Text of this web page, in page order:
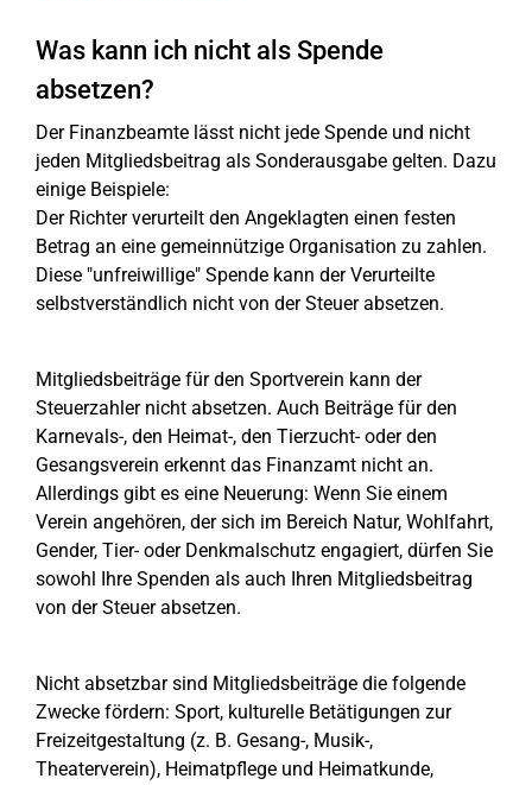
Was kann ich nicht als Spende
absetzen?
Der Finanzbeamte lässt nicht jede Spende und nicht
jeden Mitgliedsbeitrag als Sonderausgabe gelten. Dazu
einige Beispiele:
Der Richter verurteilt den Angeklagten einen festen
Betrag an eine gemeinnützige Organisation zu zahlen.
Diese "unfreiwillige" Spende kann der Verurteilte
selbstverständlich nicht von der Steuer absetzen.
Mitgliedsbeiträge für den Sportverein kann der
Steuerzahler nicht absetzen. Auch Beiträge für den
Karnevals-, den Heimat-, den Tierzucht- oder den
Gesangsverein erkennt das Finanzamt nicht an.
Allerdings gibt es eine Neuerung: Wenn Sie einem
Verein angehören, der sich im Bereich Natur, Wohlfahrt,
Gender, Tier- oder Denkmalschutz engagiert, dürfen Sie
sowohl Ihre Spenden als auch Ihren Mitgliedsbeitrag
von der Steuer absetzen.
Nicht absetzbar sind Mitgliedsbeiträge die folgende
Zwecke fördern: Sport, kulturelle Betätigungen zur
Freizeitgestaltung (z. B. Gesang-, Musik-,
Theaterverein), Heimatpflege und Heimatkunde,